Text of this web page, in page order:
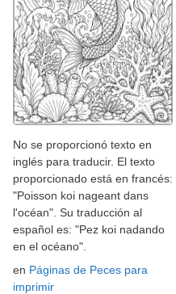
No se proporcionó texto en
inglés para traducir. El texto
proporcionado está en francés:
"Poisson koi nageant dans
l'océan". Su traducción al
español es: "Pez koi nadando
en el océano".
en Páginas de Peces para
imprimir